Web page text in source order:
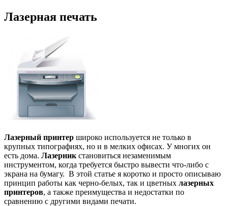
Лазерная печать
Лазерный принтер широко используется не только в
крупных типографиях, но и в мелких офисах. У многих он
есть дома. Лазерник становиться незаменимым
инструментом, когда требуется быстро вывести что-либо с
экрана на бумагу. В этой статье я коротко и просто описываю
принцип работы как черно-белых, так и цветных лазерных
принтеров, а также преимущества и недостатки по
сравнению с другими видами печати.